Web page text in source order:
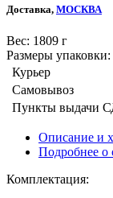
Доставка, МОСКВА
Веc: 1809 г
Размеры
Курьер
Самовывоз
Пункты выдачи
Описание и
Подробнее
Комплектация: